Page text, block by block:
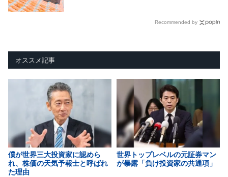
Recommended by
オススメ記事
僕が世界三大投資家に認めら
れ、株価の天気予報士と呼ばれ
た理由
世界トップレベルの元証券マン
が暴露「負け投資家の共通項」